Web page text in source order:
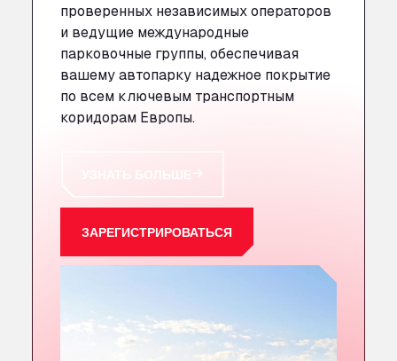
проверенных независимых операторов
и ведущие международные
парковочные группы, обеспечивая
вашему автопарку надежное покрытие
по всем ключевым транспортным
коридорам Европы.
УЗНАТЬ БОЛЬШЕ
ЗАРЕГИСТРИРОВАТЬСЯ